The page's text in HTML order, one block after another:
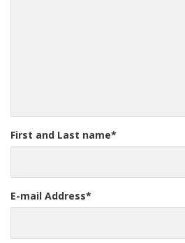
First and Last name*
E-mail Address*